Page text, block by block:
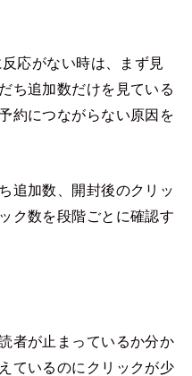
応がない時は、まず見
ち追加数だけを見ている
約につながらない原因を
追加数、開封後のクリッ
ク数を段階ごとに確認す
者が止まっているか分か
ているのにクリックが少